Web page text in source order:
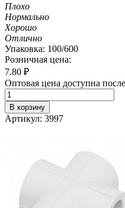
Плохо
Нормально
Хорошо
Отлично
Упаковка: 100/600
Розничная цена:
7.80 ₽
Оптовая цена доступна
В корзину
Артикул: 3997